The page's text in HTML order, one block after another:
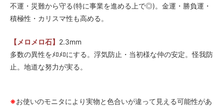
不運・災難から守る(特に事業を進める上で◎)。金運・勝負運・
積極性・カリスマ性も高める。
【メロメロ石】 2.3mm
多数の異性をﾒﾛﾒﾛにする。浮気防止・当初様な仲の安定。怪我防
止。地道な努力が実る。
※お使いのモニタにより実物と色合いが違って見える可能性があ